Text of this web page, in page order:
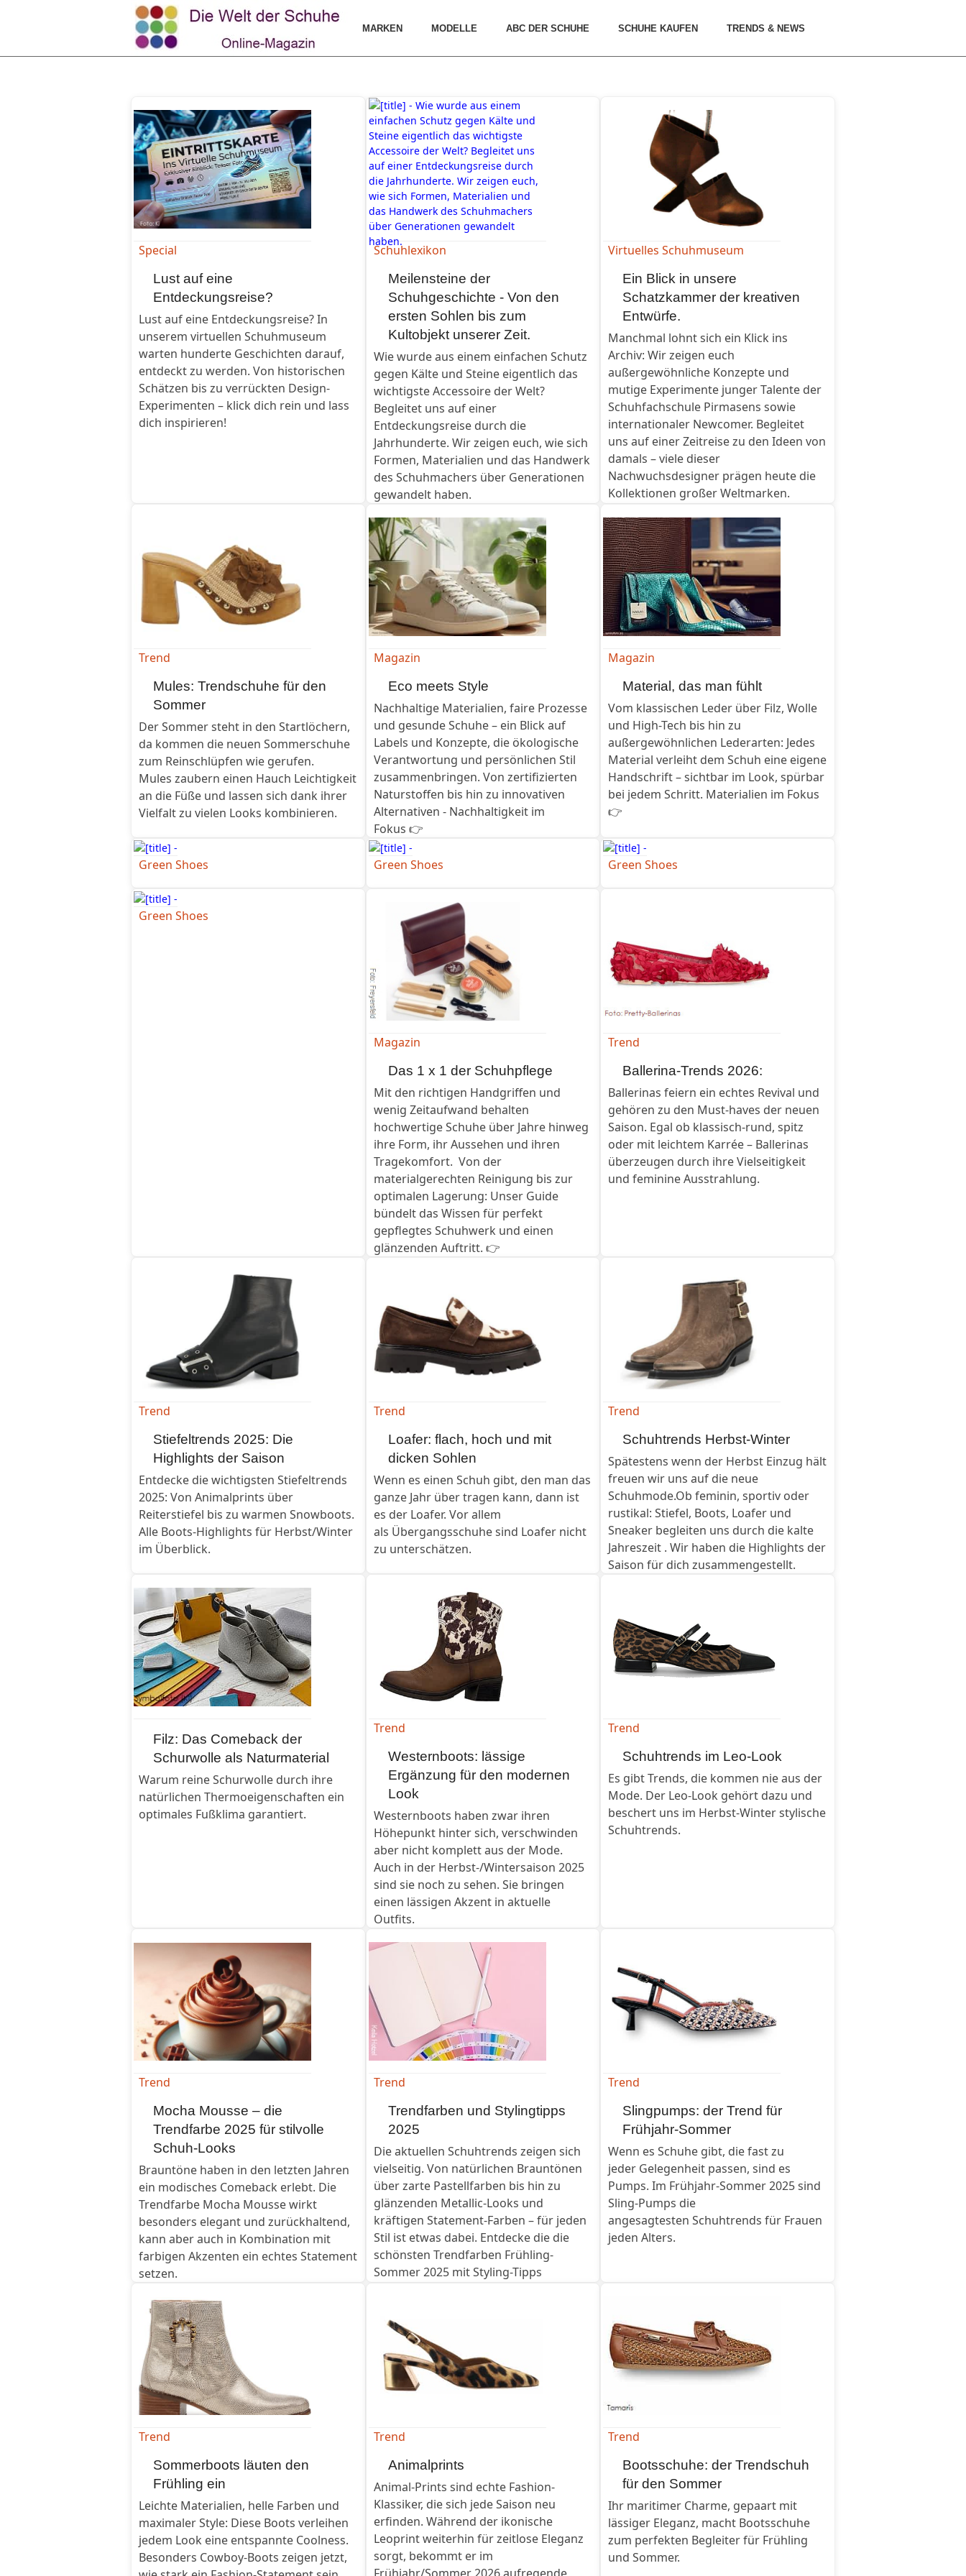
MARKEN MODELLE ABC DER SCHUHE SCHUHE KAUFEN TRENDS & NEWS
Special
Lust auf eine
Entdeckungsreise?
Lust auf eine Entdeckungsreise? In
unserem virtuellen Schuhmuseum
warten hunderte Geschichten darauf,
entdeckt zu werden. Von historischen
Schätzen bis zu verrückten Design-
Experimenten – klick dich rein und lass
dich inspirieren!
Schuhlexikon
Meilensteine der
Schuhgeschichte - Von den
ersten Sohlen bis zum
Kultobjekt unserer Zeit.
Wie wurde aus einem einfachen Schutz
gegen Kälte und Steine eigentlich das
wichtigste Accessoire der Welt?
Begleitet uns auf einer
Entdeckungsreise durch die
Jahrhunderte. Wir zeigen euch, wie sich
Formen, Materialien und das Handwerk
des Schuhmachers über Generationen
gewandelt haben.
Virtuelles Schuhmuseum
Ein Blick in unsere
Schatzkammer der kreativen
Entwürfe.
Manchmal lohnt sich ein Klick ins
Archiv: Wir zeigen euch
außergewöhnliche Konzepte und
mutige Experimente junger Talente der
Schuhfachschule Pirmasens sowie
internationaler Newcomer. Begleitet
uns auf einer Zeitreise zu den Ideen von
damals – viele dieser
Nachwuchsdesigner prägen heute die
Kollektionen großer Weltmarken.
Trend
Mules: Trendschuhe für den
Sommer
Der Sommer steht in den Startlöchern,
da kommen die neuen Sommerschuhe
zum Reinschlüpfen wie gerufen.
Mules zaubern einen Hauch Leichtigkeit
an die Füße und lassen sich dank ihrer
Vielfalt zu vielen Looks kombinieren.
Magazin
Eco meets Style
Nachhaltige Materialien, faire Prozesse
und gesunde Schuhe – ein Blick auf
Labels und Konzepte, die ökologische
Verantwortung und persönlichen Stil
zusammenbringen. Von zertifizierten
Naturstoffen bis hin zu innovativen
Alternativen - Nachhaltigkeit im
Fokus 👉
Magazin
Material, das man fühlt
Vom klassischen Leder über Filz, Wolle
und High-Tech bis hin zu
außergewöhnlichen Lederarten: Jedes
Material verleiht dem Schuh eine eigene
Handschrift – sichtbar im Look, spürbar
bei jedem Schritt. Materialien im Fokus
👉
Green Shoes Green Shoes Green Shoes
Green Shoes
Magazin
Das 1 x 1 der Schuhpflege
Mit den richtigen Handgriffen und
wenig Zeitaufwand behalten
hochwertige Schuhe über Jahre hinweg
ihre Form, ihr Aussehen und ihren
Tragekomfort. Von der
materialgerechten Reinigung bis zur
optimalen Lagerung: Unser Guide
bündelt das Wissen für perfekt
gepflegtes Schuhwerk und einen
glänzenden Auftritt. 👉
Trend
Ballerina-Trends 2026:
Ballerinas feiern ein echtes Revival und
gehören zu den Must-haves der neuen
Saison. Egal ob klassisch-rund, spitz
oder mit leichtem Karrée – Ballerinas
überzeugen durch ihre Vielseitigkeit
und feminine Ausstrahlung.
Trend
Stiefeltrends 2025: Die
Highlights der Saison
Entdecke die wichtigsten Stiefeltrends
2025: Von Animalprints über
Reiterstiefel bis zu warmen Snowboots.
Alle Boots-Highlights für Herbst/Winter
im Überblick.
Trend
Loafer: flach, hoch und mit
dicken Sohlen
Wenn es einen Schuh gibt, den man das
ganze Jahr über tragen kann, dann ist
es der Loafer. Vor allem
als Übergangsschuhe sind Loafer nicht
zu unterschätzen.
Trend
Schuhtrends Herbst-Winter
Spätestens wenn der Herbst Einzug hält
freuen wir uns auf die neue
Schuhmode.Ob feminin, sportiv oder
rustikal: Stiefel, Boots, Loafer und
Sneaker begleiten uns durch die kalte
Jahreszeit . Wir haben die Highlights der
Saison für dich zusammengestellt.
Filz: Das Comeback der
Schurwolle als Naturmaterial
Warum reine Schurwolle durch ihre
natürlichen Thermoeigenschaften ein
optimales Fußklima garantiert.
Trend
Westernboots: lässige
Ergänzung für den modernen
Look
Westernboots haben zwar ihren
Höhepunkt hinter sich, verschwinden
aber nicht komplett aus der Mode.
Auch in der Herbst-/Wintersaison 2025
sind sie noch zu sehen. Sie bringen
einen lässigen Akzent in aktuelle
Outfits.
Trend
Schuhtrends im Leo-Look
Es gibt Trends, die kommen nie aus der
Mode. Der Leo-Look gehört dazu und
beschert uns im Herbst-Winter stylische
Schuhtrends.
Trend
Mocha Mousse – die
Trendfarbe 2025 für stilvolle
Schuh-Looks
Brauntöne haben in den letzten Jahren
ein modisches Comeback erlebt. Die
Trendfarbe Mocha Mousse wirkt
besonders elegant und zurückhaltend,
kann aber auch in Kombination mit
farbigen Akzenten ein echtes Statement
setzen.
Trend
Trendfarben und Stylingtipps
2025
Die aktuellen Schuhtrends zeigen sich
vielseitig. Von natürlichen Brauntönen
über zarte Pastellfarben bis hin zu
glänzenden Metallic-Looks und
kräftigen Statement-Farben – für jeden
Stil ist etwas dabei. Entdecke die die
schönsten Trendfarben Frühling-
Sommer 2025 mit Styling-Tipps
Trend
Slingpumps: der Trend für
Frühjahr-Sommer
Wenn es Schuhe gibt, die fast zu
jeder Gelegenheit passen, sind es
Pumps. Im Frühjahr-Sommer 2025 sind
Sling-Pumps die
angesagtesten Schuhtrends für Frauen
jeden Alters.
Trend
Sommerboots läuten den
Frühling ein
Leichte Materialien, helle Farben und
maximaler Style: Diese Boots verleihen
jedem Look eine entspannte Coolness.
Besonders Cowboy-Boots zeigen jetzt,
Trend
Animalprints
Animal-Prints sind echte Fashion-
Klassiker, die sich jede Saison neu
erfinden. Während der ikonische
Leoprint weiterhin für zeitlose Eleganz
sorgt, bekommt er im
Trend
Bootsschuhe: der Trendschuh
für den Sommer
Ihr maritimer Charme, gepaart mit
lässiger Eleganz, macht Bootsschuhe
zum perfekten Begleiter für Frühling
und Sommer.